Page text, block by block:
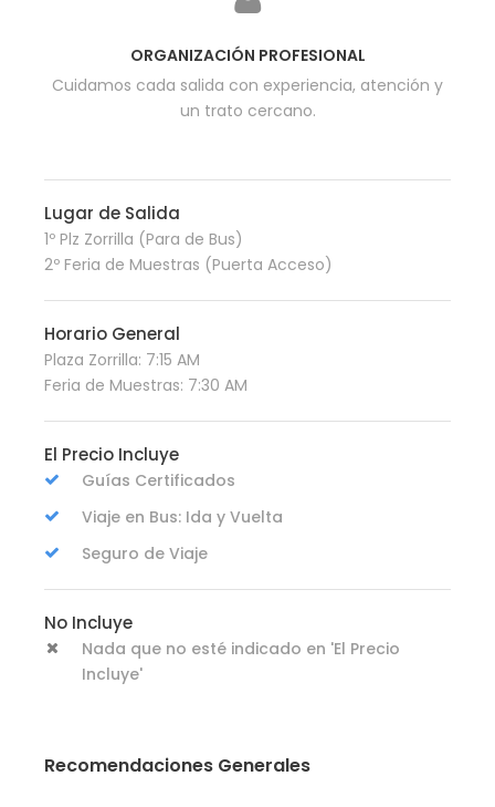
ORGANIZACIÓN PROFESIONAL
Cuidamos cada salida con experiencia, atención y
un trato cercano.
Lugar de Salida
1º Plz Zorrilla (Para de Bus)
2º Feria de Muestras (Puerta Acceso)
Horario General
Plaza Zorrilla: 7:15 AM
Feria de Muestras: 7:30 AM
El Precio Incluye
Guías Certificados
Viaje en Bus: Ida y Vuelta
Seguro de Viaje
No Incluye
Nada que no esté indicado en 'El Precio
Incluye'
Recomendaciones Generales